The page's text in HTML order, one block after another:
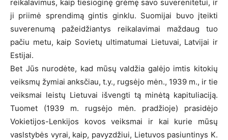
reikalavimus, kaip tiesioginę grėmę savo suverenitetui, ir
ji priimė sprendimą gintis ginklu. Suomijai buvo įteikti
suverenumą pažeidžiantys reikalavimai maždaug tuo
pačiu metu, kaip Sovietų ultimatumai Lietuvai, Latvijai ir
Estijai.
Bet Jūs nurodėte, kad mūsų valdžia galėjo imtis kitokių
veiksmų žymiai anksčiau, t.y., rugsėjo mėn., 1939 m., ir tie
veiksmai leistų Lietuvai išvengti tą minėtą kapituliaciją.
Tuomet (1939 m. rugsėjo mėn. pradžioje) prasidėjo
Vokietijos-Lenkijos kovos veiksmai ir kai kurie mūsų
vaslstybės vyrai, kaip, pavyzdžiui, Lietuvos pasiuntinys K.